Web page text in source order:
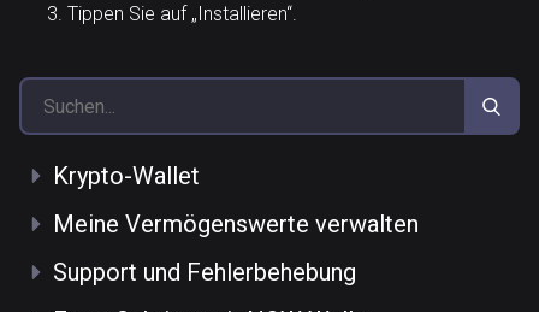
Tippen Sie auf „Installieren“.
Krypto-Wallet
Meine Vermögenswerte verwalten
Support und Fehlerbehebung